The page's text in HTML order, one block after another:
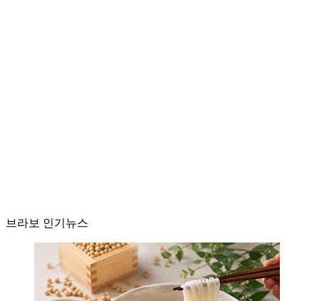
브라보 인기뉴스